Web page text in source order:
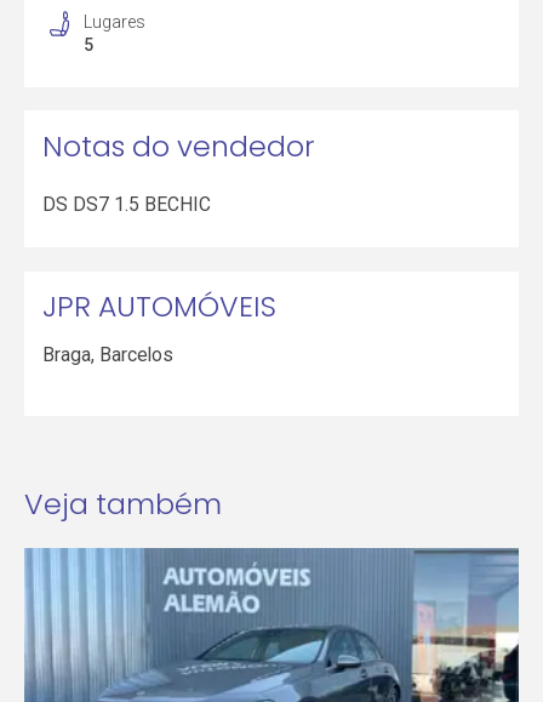
Lugares
5
Notas do vendedor
DS DS7 1.5 BECHIC
JPR AUTOMÓVEIS
Braga, Barcelos
Veja também